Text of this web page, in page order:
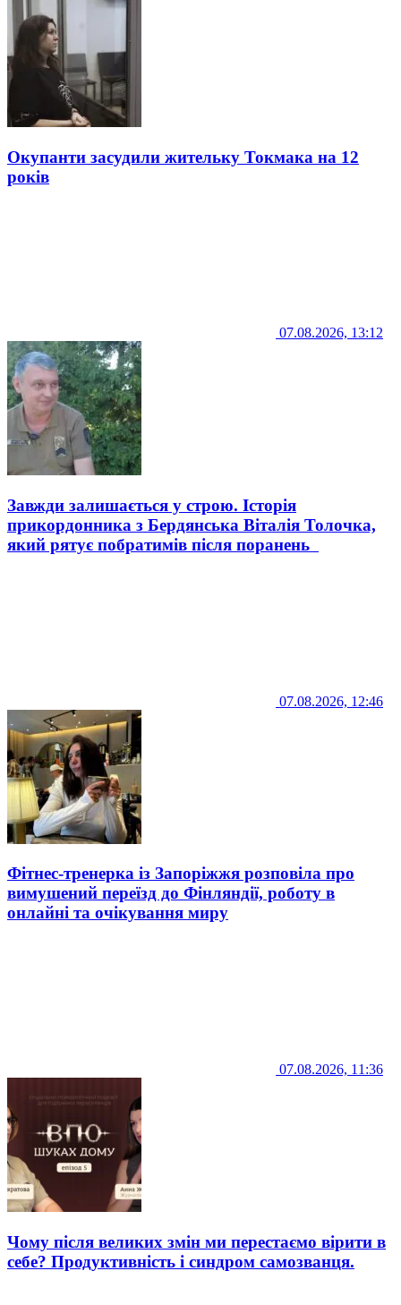
Окупанти засудили жительку Токмака на 12
років
07.08.2026, 13:12
Завжди залишається у строю. Історія
прикордонника з Бердянська Віталія Толочка,
який рятує побратимів після поранень
07.08.2026, 12:46
Фітнес-тренерка із Запоріжжя розповіла про
вимушений переїзд до Фінляндії, роботу в
онлайні та очікування миру
07.08.2026, 11:36
Чому після великих змін ми перестаємо вірити в
себе? Продуктивність і синдром самозванця.